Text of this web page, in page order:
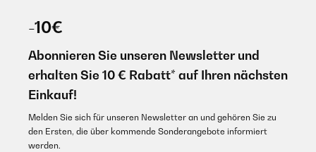
-10€
Abonnieren Sie unseren Newsletter und
erhalten Sie 10 € Rabatt* auf Ihren nächsten
Einkauf!
Melden Sie sich für unseren Newsletter an und gehören Sie zu
den Ersten, die über kommende Sonderangebote informiert
werden.